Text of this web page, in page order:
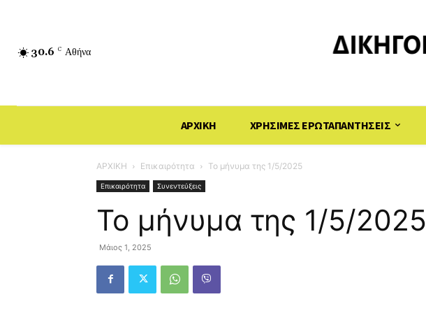
30.6 C Αθήνα
ΑΡΧΙΚΗ ΧΡΗΣΙΜΕΣ ΕΡΩΤΑΠΑΝΤΗΣΕΙΣ
ΑΡΧΙΚΗ Επικαιρότητα Το μήνυμα της 1/5/2025
Επικαιρότητα Συνεντεύξεις
Το μήνυμα της 1/5/2025
Μάιος 1, 2025